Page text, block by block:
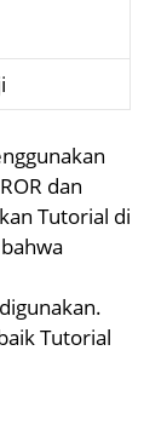
dan
Tutorial di
Tutorial